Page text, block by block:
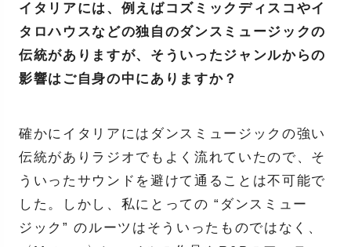
イタリアには、例えばコズミックディスコやイ
タロハウスなどの独自のダンスミュージックの
伝統がありますが、そういったジャンルからの
影響はご自身の中にありますか？
確かにイタリアにはダンスミュージックの強い
伝統がありラジオでもよく流れていたので、そ
ういったサウンドを避けて通ることは不可能で
した。しかし、私にとっての “ダンスミュー
ジック” のルーツはそういったものではなく、